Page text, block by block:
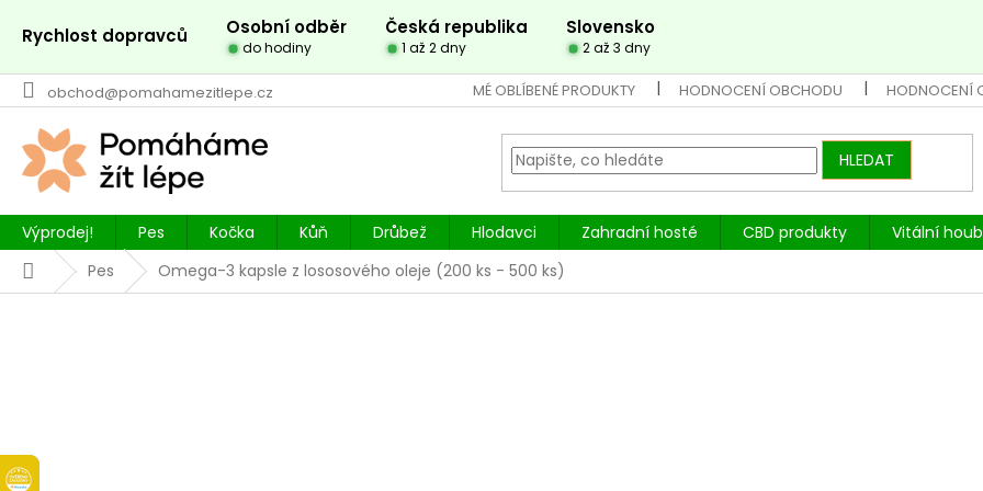
obsah
Rychlost dopravců Osobní odběr Česká republika Slovensko
do hodiny 1 až 2 dny 2 až 3 dny
obchod@pomahamezitlepe.cz MÉ OBLÍBENÉ PRODUKTY HODNOCENÍ OBCHODU HODNOCENÍ
HLEDAT
Výprodej! Pes Kočka Kůň Drůbež Hlodavci Zahradní hosté CBD produkty Vitální
DomůPes Omega-3 kapsle z lososového oleje (200 ks - 500 ks)